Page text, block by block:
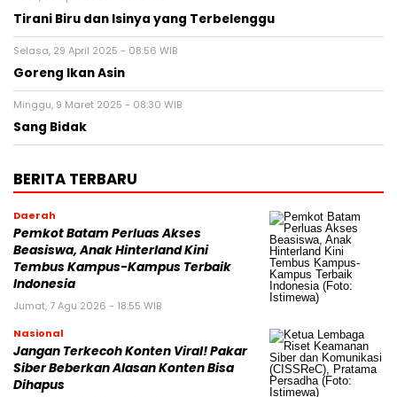
Tirani Biru dan Isinya yang Terbelenggu
Selasa, 29 April 2025 - 08:56 WIB
Goreng Ikan Asin
Minggu, 9 Maret 2025 - 08:30 WIB
Sang Bidak
BERITA TERBARU
Daerah
Pemkot Batam Perluas Akses
Beasiswa, Anak Hinterland Kini
Tembus Kampus-Kampus Terbaik
Indonesia
Jumat, 7 Agu 2026 - 18:55 WIB
Nasional
Jangan Terkecoh Konten Viral! Pakar
Siber Beberkan Alasan Konten Bisa
Dihapus